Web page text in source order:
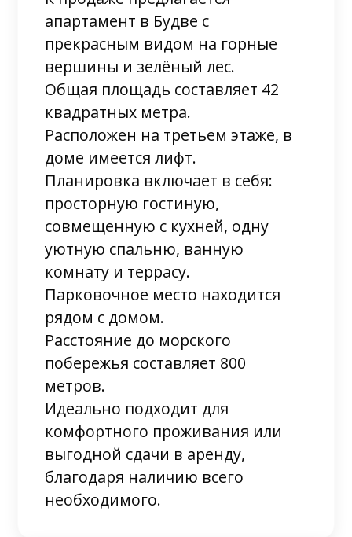
апартамент в Будве с
прекрасным видом на горные
вершины и зелёный лес.
Общая площадь составляет 42
квадратных метра.
Расположен на третьем этаже, в
доме имеется лифт.
Планировка включает в себя:
просторную гостиную,
совмещенную с кухней, одну
уютную спальню, ванную
комнату и террасу.
Парковочное место находится
рядом с домом.
Расстояние до морского
побережья составляет 800
метров.
Идеально подходит для
комфортного проживания или
выгодной сдачи в аренду,
благодаря наличию всего
необходимого.